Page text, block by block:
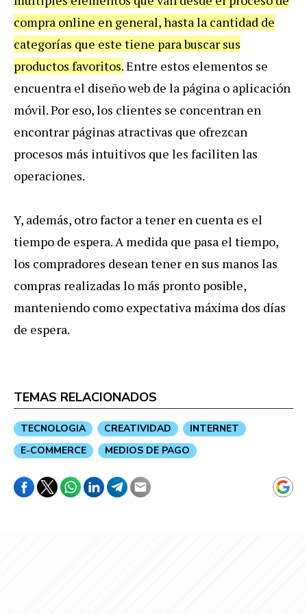
compra online en general, hasta la cantidad de
categorías que este tiene para buscar sus
productos favoritos.Entre estos elementos se
encuentra el diseño web de la página o aplicación
móvil. Por eso, los clientes se concentran en
encontrar páginas atractivas que ofrezcan
procesos más intuitivos que les faciliten las
operaciones.
Y, además, otro factor a tener en cuenta es el
tiempo de espera. A medida que pasa el tiempo,
los compradores desean tener en sus manos las
compras realizadas lo más pronto posible,
manteniendo como expectativa máxima dos días
de espera.
TEMAS RELACIONADOS
TECNOLOGIA CREATIVIDAD
INTERNET
E-COMMERCE
MEDIOS DE PAGO